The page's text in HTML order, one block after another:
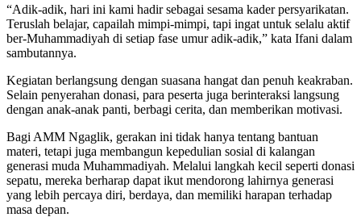
“Adik-adik, hari ini kami hadir sebagai sesama kader persyarikatan.
Teruslah belajar, capailah mimpi-mimpi, tapi ingat untuk selalu aktif
ber-Muhammadiyah di setiap fase umur adik-adik,” kata Ifani dalam
sambutannya.
Kegiatan berlangsung dengan suasana hangat dan penuh keakraban.
Selain penyerahan donasi, para peserta juga berinteraksi langsung
dengan anak-anak panti, berbagi cerita, dan memberikan motivasi.
Bagi AMM Ngaglik, gerakan ini tidak hanya tentang bantuan
materi, tetapi juga membangun kepedulian sosial di kalangan
generasi muda Muhammadiyah. Melalui langkah kecil seperti donasi
sepatu, mereka berharap dapat ikut mendorong lahirnya generasi
yang lebih percaya diri, berdaya, dan memiliki harapan terhadap
masa depan.